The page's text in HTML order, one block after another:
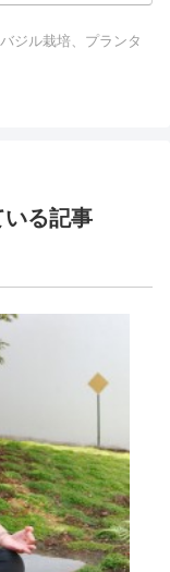
バジル栽培、プランタ
いる記事